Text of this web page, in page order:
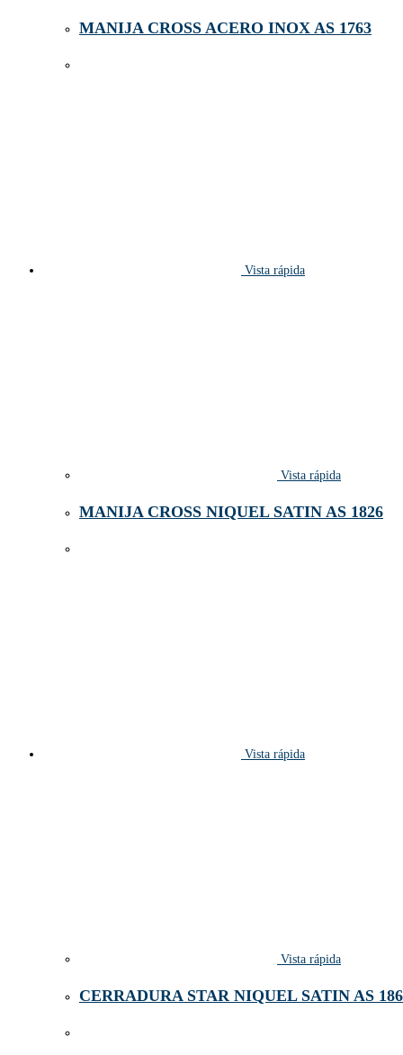
MANIJA CROSS ACERO INOX AS 1763
Vista rápida
Vista rápida
MANIJA CROSS NIQUEL SATIN AS 1826
Vista rápida
Vista rápida
CERRADURA STAR NIQUEL SATIN AS